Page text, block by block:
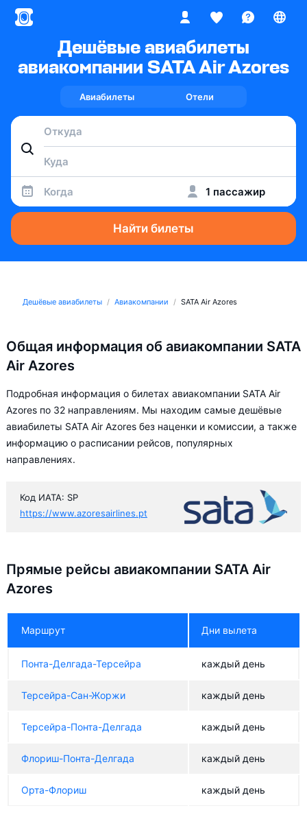
Дешёвые авиабилеты
авиакомпании SATA Air Azores
Авиабилеты Отели
Когда 1 пассажир
Найти билеты
Дешёвые авиабилеты Авиакомпании SATA Air Azores
Общая информация об авиакомпании SATA
Air Azores
Подробная информация о билетах авиакомпании SATA Air
Azores по 32 направлениям. Мы находим самые дешёвые
авиабилеты SATA Air Azores без наценки и комиссии, а также
информацию о расписании рейсов, популярных
направлениях.
Код ИАТА: SP
https://www.azoresairlines.pt
Прямые рейсы авиакомпании SATA Air
Azores
Маршрут Дни вылета
Понта-Делгада-Терсейра каждый день
Терсейра-Сан-Жоржи каждый день
Терсейра-Понта-Делгада каждый день
Флориш-Понта-Делгада каждый день
Орта-Флориш каждый день